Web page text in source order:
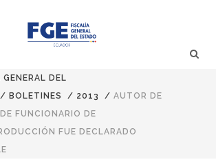
GENERAL DEL
/ BOLETINES / 2013 / AUTOR DE
FUNCIONARIO DE
FUE DECLARADO